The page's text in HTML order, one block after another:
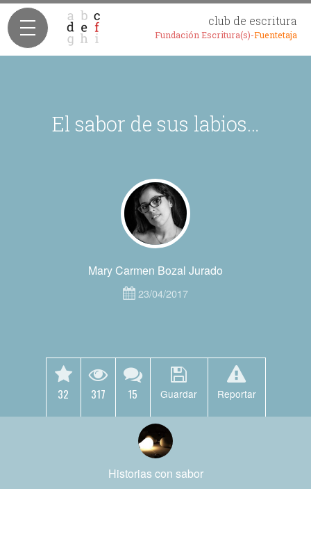
club de escritura
Fundación Escritura(s)-Fuentetaja
El sabor de sus labios…
Mary Carmen Bozal Jurado
23/04/2017
32 317 15 Guardar Reportar
Historias con sabor